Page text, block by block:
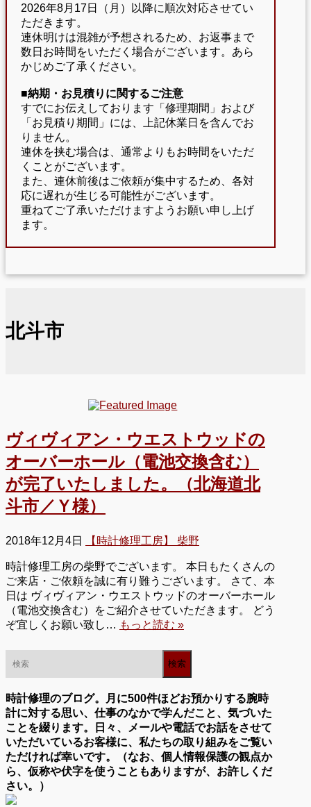
2026年8月17日（月）以降に順次対応させてい
ただきます。
連休明けは混雑が予想されるため、お返事まで
数日お時間をいただく場合がございます。あら
かじめご了承ください。
■納期・お見積りに関するご注意
すでにお伝えしております「修理期間」および
「お見積り期間」には、上記休業日を含んでお
りません。
連休を挟む場合は、通常よりもお時間をいただ
くことがございます。
また、連休前後はご依頼が集中するため、各対
応に遅れが生じる可能性がございます。
重ねてご了承いただけますようお願い申し上げ
ます。
北斗市
ヴィヴィアン・ウエストウッドの
オーバーホール（電池交換含む）
が完了いたしました。（北海道北
斗市／Ｙ様）
2018年12月4日 【時計修理工房】 柴野
時計修理工房の柴野でございます。 本日もたくさんの
ご来店・ご依頼を誠に有り難うございます。 さて、本
日は ヴィヴィアン・ウエストウッドのオーバーホール
（電池交換含む）をご紹介させていただきます。 どう
ぞ宜しくお願い致し… もっと読む »
時計修理のブログ。月に500件ほどお預かりする腕時
計に対する思い、仕事のなかで学んだこと、気づいた
ことを綴ります。日々、メールや電話でお話をさせて
いただいているお客様に、私たちの取り組みをご覧い
ただければ幸いです。（なお、個人情報保護の観点か
ら、仮称や伏字を使うこともありますが、お許しくだ
さい。）